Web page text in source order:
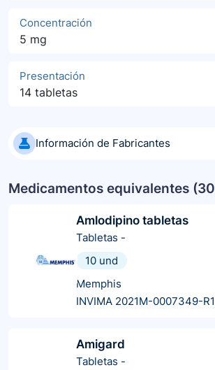
Concentración
5 mg
Presentación
14 tabletas
Información de Fabricantes
Medicamentos equivalentes (30
Amlodipino tabletas
Tabletas -
10 und
Memphis
INVIMA 2021M-0007349-R1
Amigard
Tabletas -